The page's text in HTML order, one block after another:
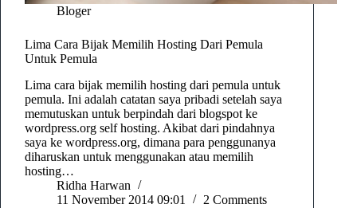
Bloger
Lima Cara Bijak Memilih Hosting Dari Pemula
Untuk Pemula
Lima cara bijak memilih hosting dari pemula untuk
pemula. Ini adalah catatan saya pribadi setelah saya
memutuskan untuk berpindah dari blogspot ke
wordpress.org self hosting. Akibat dari pindahnya
saya ke wordpress.org, dimana para penggunanya
diharuskan untuk menggunakan atau memilih
hosting…
Ridha Harwan
11 November 2014 09:01
2 Comments